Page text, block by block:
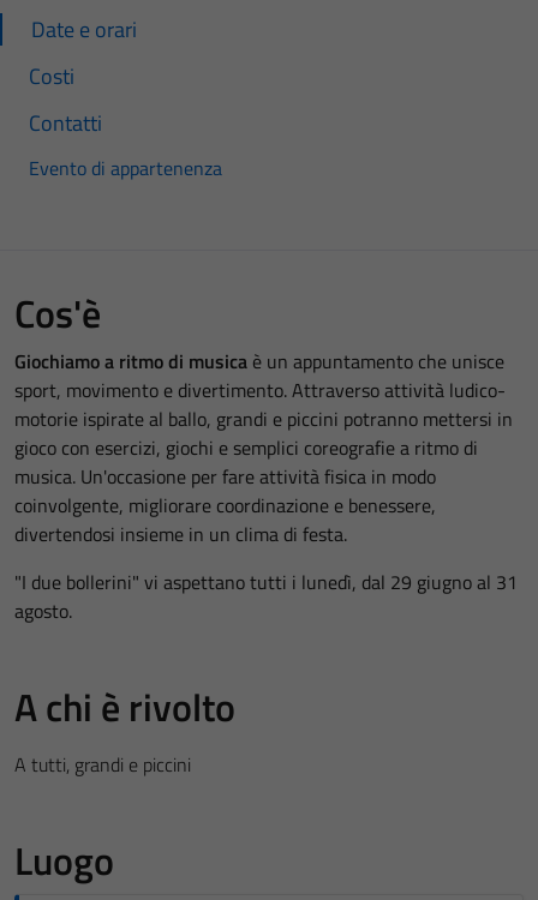
Date e orari
Costi
Contatti
Evento di appartenenza
Cos'è
Giochiamo a ritmo di musica è un appuntamento che unisce
sport, movimento e divertimento. Attraverso attività ludico-
motorie ispirate al ballo, grandi e piccini potranno mettersi in
gioco con esercizi, giochi e semplici coreografie a ritmo di
musica. Un'occasione per fare attività fisica in modo
coinvolgente, migliorare coordinazione e benessere,
divertendosi insieme in un clima di festa.
"I due bollerini" vi aspettano tutti i lunedì, dal 29 giugno al 31
agosto.
A chi è rivolto
A tutti, grandi e piccini
Luogo